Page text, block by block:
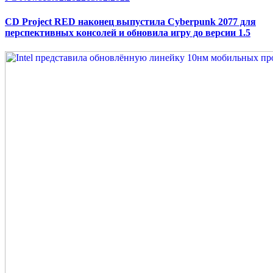
CD Project RED наконец выпустила Cyberpunk 2077 для
перспективных консолей и обновила игру до версии 1.5